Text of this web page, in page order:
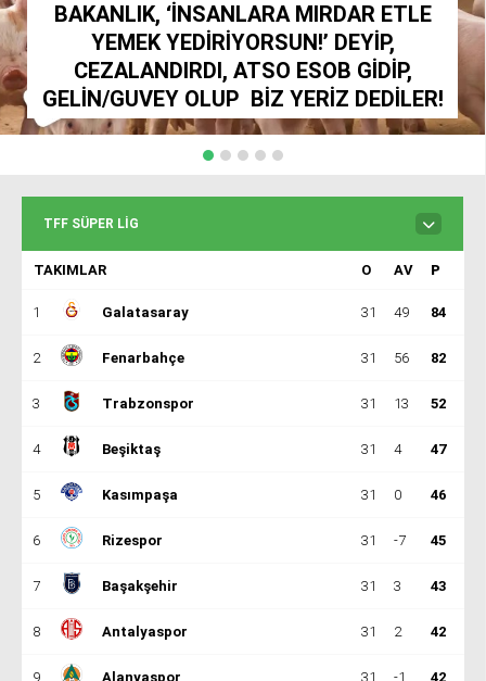
siteler
2025
deneme
bonusu
veren
siteler
veren
deneme
veren
editorbet
BAKANLIK, ‘İNSANLARA MIRDAR ETLE
YEMEK YEDİRİYORSUN!’ DEYİP,
CEZALANDIRDI, ATSO ESOB GİDİP,
GELİN/GUVEY OLUP BİZ YERİZ DEDİLER!
TFF SÜPER LIG
TAKIMLAR O AV P
1 Galatasaray 31 49 84
2 Fenarbahçe 31 56 82
3 Trabzonspor 31 13 52
4 Beşiktaş 31 4 47
5 Kasımpaşa 31 0 46
6 Rizespor 31 -7 45
7 Başakşehir 31 3 43
8 Antalyaspor 31 2 42
9 Alanyaspor 31 -1 42